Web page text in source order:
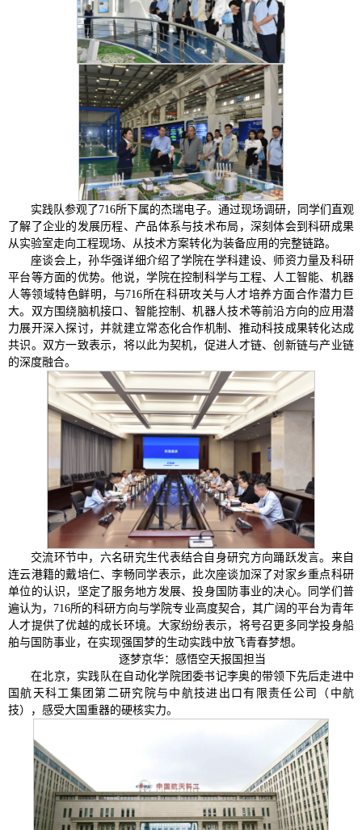
实践队参观了716所下属的杰瑞电子。通过现场调研，同学们直观
了解了企业的发展历程、产品体系与技术布局，深刻体会到科研成果
从实验室走向工程现场、从技术方案转化为装备应用的完整链路。
座谈会上，孙华强详细介绍了学院在学科建设、师资力量及科研
平台等方面的优势。他说，学院在控制科学与工程、人工智能、机器
人等领域特色鲜明，与716所在科研攻关与人才培养方面合作潜力巨
大。双方围绕脑机接口、智能控制、机器人技术等前沿方向的应用潜
力展开深入探讨，并就建立常态化合作机制、推动科技成果转化达成
共识。双方一致表示，将以此为契机，促进人才链、创新链与产业链
的深度融合。
交流环节中，六名研究生代表结合自身研究方向踊跃发言。来自
连云港籍的戴培仁、李畅同学表示，此次座谈加深了对家乡重点科研
单位的认识，坚定了服务地方发展、投身国防事业的决心。同学们普
遍认为，716所的科研方向与学院专业高度契合，其广阔的平台为青年
人才提供了优越的成长环境。大家纷纷表示，将号召更多同学投身船
舶与国防事业，在实现强国梦的生动实践中放飞青春梦想。
逐梦京华：感悟空天报国担当
在北京，实践队在自动化学院团委书记李奥的带领下先后走进中
国航天科工集团第二研究院与中航技进出口有限责任公司（中航
技），感受大国重器的硬核实力。